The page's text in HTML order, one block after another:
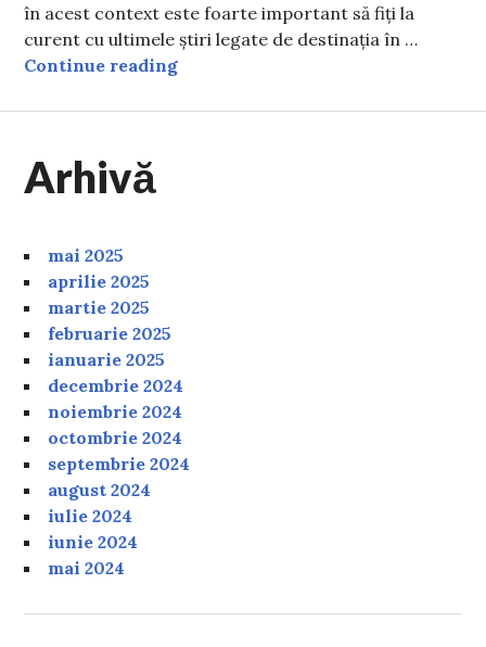
în acest context este foarte important să fiți la
curent cu ultimele știri legate de destinația în …
Continue readingVezi lista grevelor din Europa!
Arhivă
mai 2025
aprilie 2025
martie 2025
februarie 2025
ianuarie 2025
decembrie 2024
noiembrie 2024
octombrie 2024
septembrie 2024
august 2024
iulie 2024
iunie 2024
mai 2024